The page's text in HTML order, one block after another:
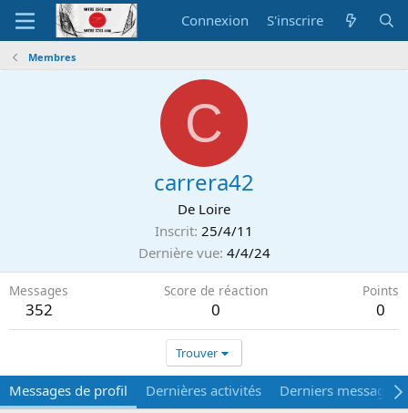
Connexion S'inscrire
Membres
C
carrera42
De Loire
Inscrit 25/4/11
Dernière vue 4/4/24
Messages
352
Score de réaction
0
Points
0
Trouver
Messages de profil Dernières activités Derniers messages